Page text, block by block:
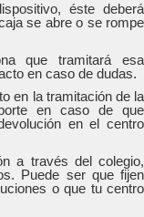
éste deberá
se abre o se rompe
que tramitará esa
en caso de dudas.
en la tramitación de la
en caso de que
en el centro
a través del colegio,
Puede ser que fijen
o que tu centro